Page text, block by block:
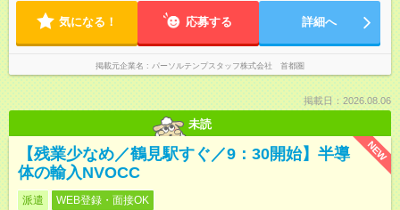
気になる！ 応募する 詳細へ
掲載元企業名 パーソルテンプスタッフ株式会社 首都圏
掲載日：2026.08.06
未読
NEW
【残業少なめ／鶴見駅すぐ／9：30開始】半導
体の輸入NVOCC
派遣 WEB登録・面接OK